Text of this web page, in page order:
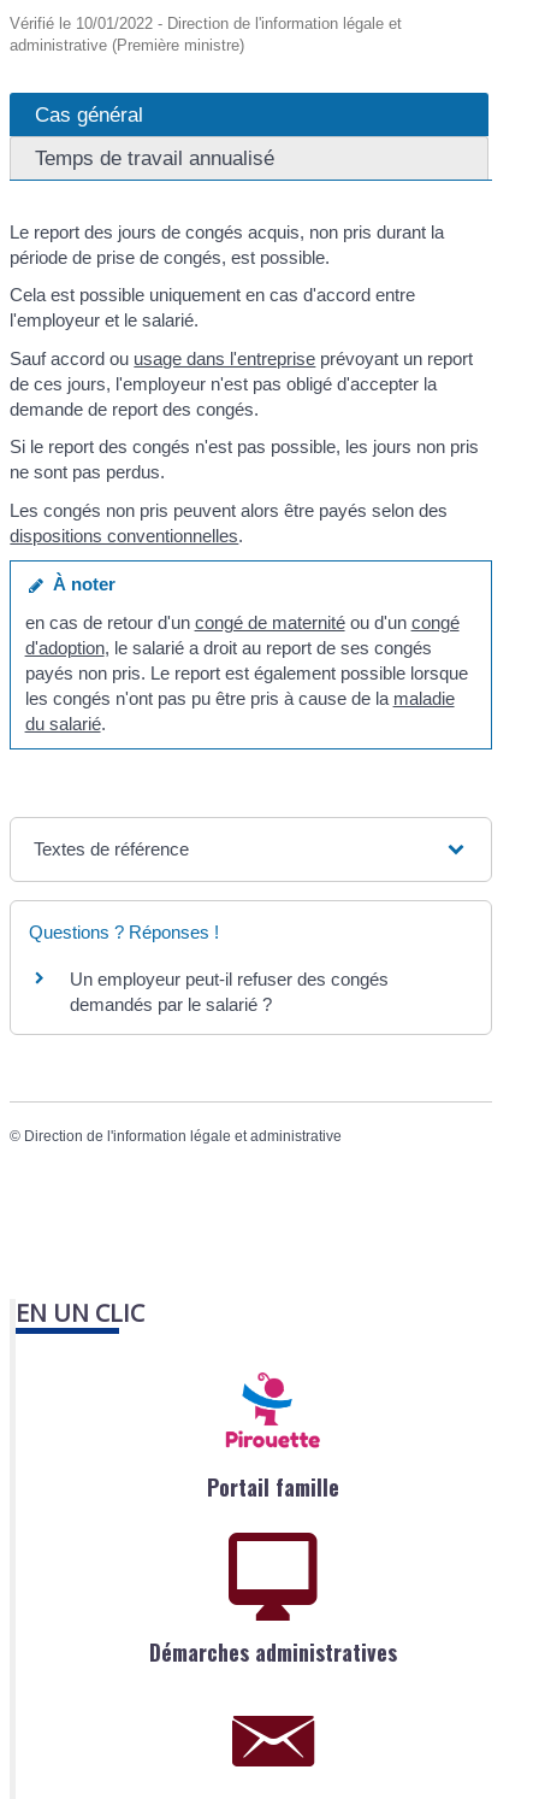
Vérifié le 10/01/2022 - Direction de l'information légale et
administrative (Première ministre)
Cas général
Temps de travail annualisé
Le report des jours de congés acquis, non pris durant la
période de prise de congés, est possible.
Cela est possible uniquement en cas d'accord entre
l'employeur et le salarié.
Sauf accord ou usage dans l'entreprise prévoyant un report
de ces jours, l'employeur n'est pas obligé d'accepter la
demande de report des congés.
Si le report des congés n'est pas possible, les jours non pris
ne sont pas perdus.
Les congés non pris peuvent alors être payés selon des
dispositions conventionnelles.
À noter
en cas de retour d'un congé de maternitéou d'un congé
d'adoption, le salarié a droit au report de ses congés
payés non pris. Le report est également possible lorsque
les congés n'ont pas pu être pris à cause de la maladie
du salarié.
Textes de référence
Questions ? Réponses !
Un employeur peut-il refuser des congés
demandés par le salarié ?
© Direction de l'information légale et administrative
EN UN CLIC
Portail famille
Démarches administratives